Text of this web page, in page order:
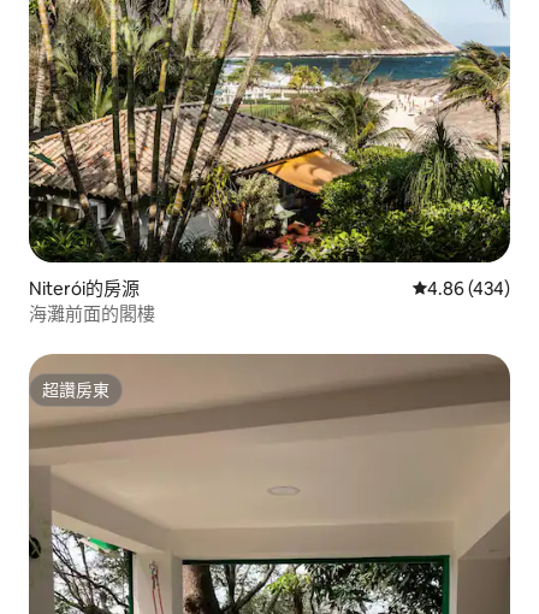
Niterói的房源 從 434 則評價
4.86 (434)
海灘前面的閣樓
超讚房東
超讚房東